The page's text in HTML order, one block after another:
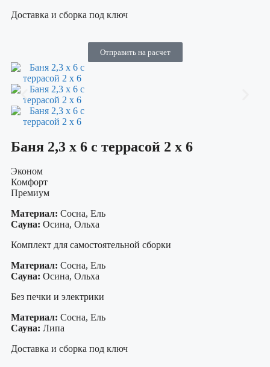
Доставка и сборка под ключ
Отправить на расчет
Баня 2,3 х 6 с террасой 2 х 6
Эконом
Комфорт
Премиум
Материал: Сосна, Ель
Сауна: Осина, Ольха
Комплект для самостоятельной сборки
Материал: Сосна, Ель
Сауна: Осина, Ольха
Без печки и электрики
Материал: Сосна, Ель
Сауна: Липа
Доставка и сборка под ключ